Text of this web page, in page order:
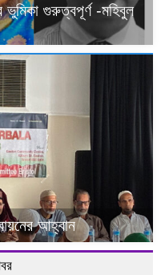
ভুমিকা গুরুত্বপূর্ণ -মহিবুল
আহ্বান